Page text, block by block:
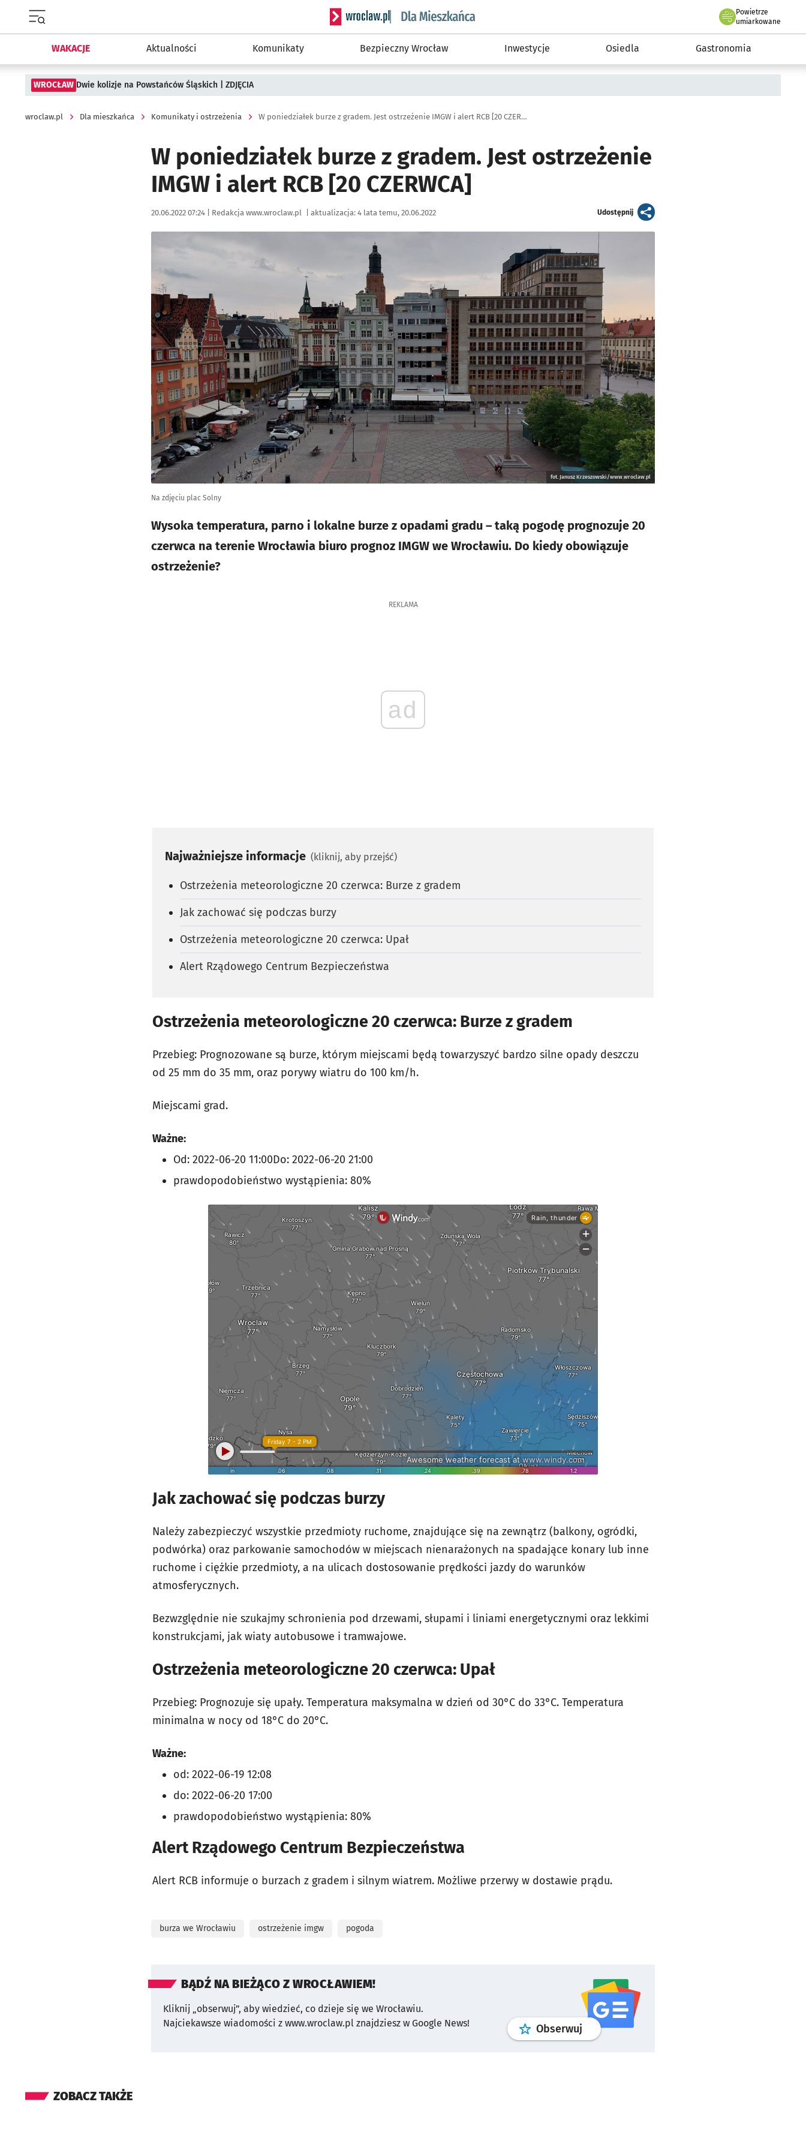
Serwis informacyjny wroclaw.pl podserwis: Dla mieszkańca
Powietrze
we Wrocławiu
umiarkowane
WAKACJE Aktualności Komunikaty Bezpieczny Wrocław Inwestycje Osiedla Gastronomia
WROCŁAW Dwie kolizje na Powstańców Śląskich | ZDJĘCIA
wroclaw.pl Dla mieszkańca Komunikaty i ostrzeżenia W poniedziałek burze z gradem. Jest ostrzeżenie IMGW i alert RCB [20 CZERWCA]
W poniedziałek burze z gradem. Jest ostrzeżenie
IMGW i alert RCB [20 CZERWCA]
Data publikacji:
20.06.2022 07:24 | Autor:
Redakcja www.wroclaw.pl aktualizacja: 4 lata temu, 20.06.2022 Udostępnijartykuł
fot. Janusz Krzeszowski/www.wroclaw.pl
Na zdjęciu plac Solny
Wysoka temperatura, parno i lokalne burze z opadami gradu – taką pogodę prognozuje 20
czerwca na terenie Wrocławia biuro prognoz IMGW we Wrocławiu. Do kiedy obowiązuje
ostrzeżenie?
REKLAMA
ad
Najważniejsze informacje (kliknij, aby przejść)
Ostrzeżenia meteorologiczne 20 czerwca: Burze z gradem
Jak zachować się podczas burzy
Ostrzeżenia meteorologiczne 20 czerwca: Upał
Alert Rządowego Centrum Bezpieczeństwa
Ostrzeżenia meteorologiczne 20 czerwca: Burze z gradem
Przebieg: Prognozowane są burze, którym miejscami będą towarzyszyć bardzo silne opady deszczu
od 25 mm do 35 mm, oraz porywy wiatru do 100 km/h.
Miejscami grad.
Ważne:
Od: 2022-06-20 11:00Do: 2022-06-20 21:00
prawdopodobieństwo wystąpienia: 80%
Jak zachować się podczas burzy
Należy zabezpieczyć wszystkie przedmioty ruchome, znajdujące się na zewnątrz (balkony, ogródki,
podwórka) oraz parkowanie samochodów w miejscach nienarażonych na spadające konary lub inne
ruchome i ciężkie przedmioty, a na ulicach dostosowanie prędkości jazdy do warunków
atmosferycznych.
Bezwzględnie nie szukajmy schronienia pod drzewami, słupami i liniami energetycznymi oraz lekkimi
konstrukcjami, jak wiaty autobusowe i tramwajowe.
Ostrzeżenia meteorologiczne 20 czerwca: Upał
Przebieg: Prognozuje się upały. Temperatura maksymalna w dzień od 30°C do 33°C. Temperatura
minimalna w nocy od 18°C do 20°C.
Ważne:
od: 2022-06-19 12:08
do: 2022-06-20 17:00
prawdopodobieństwo wystąpienia: 80%
Alert Rządowego Centrum Bezpieczeństwa
Alert RCB informuje o burzach z gradem i silnym wiatrem. Możliwe przerwy w dostawie prądu.
burza we Wrocławiu ostrzeżenie imgw pogoda
BĄDŹ NA BIEŻĄCO Z WROCŁAWIEM!
Kliknij „obserwuj”, aby wiedzieć, co dzieje się we Wrocławiu.
Najciekawsze wiadomości z www.wroclaw.pl znajdziesz w Google News!
Obserwuj profilgoogle news
ZOBACZ TAKŻE